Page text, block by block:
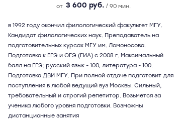
от 3 600 руб. / 90 мин.
в 1992 году окончил филологический факультет МГУ.
Кандидат филологических наук. Преподаватель на
подготовительных курсах МГУ им. Ломоносова.
Подготовка к ЕГЭ и ОГЭ (ГИА) с 2008 г. Максимальный
балл на ЕГЭ: русский язык - 100, литература - 100.
Подготовка ДВИ МГУ. При полной отдаче подготовит для
поступления в любой ведущий вуз Москвы. Сильный,
требовательный и строгий репетитор. Возьмется за
ученика любого уровня подготовки. Возможны
дистанционные занятия